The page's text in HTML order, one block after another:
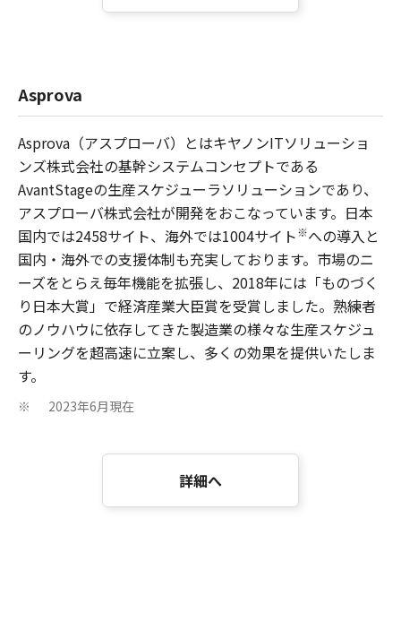
Asprova
Asprova（アスプローバ）とはキヤノンITソリューショ
ンズ株式会社の基幹システムコンセプトである
AvantStageの生産スケジューラソリューションであり、
アスプローバ株式会社が開発をおこなっています。日本
国内では2458サイト、海外では1004サイト※への導入と
国内・海外での支援体制も充実しております。市場のニ
ーズをとらえ毎年機能を拡張し、2018年には「ものづく
り日本大賞」で経済産業大臣賞を受賞しました。熟練者
のノウハウに依存してきた製造業の様々な生産スケジュ
ーリングを超高速に立案し、多くの効果を提供いたしま
す。
※ 2023年6月現在
詳細へ